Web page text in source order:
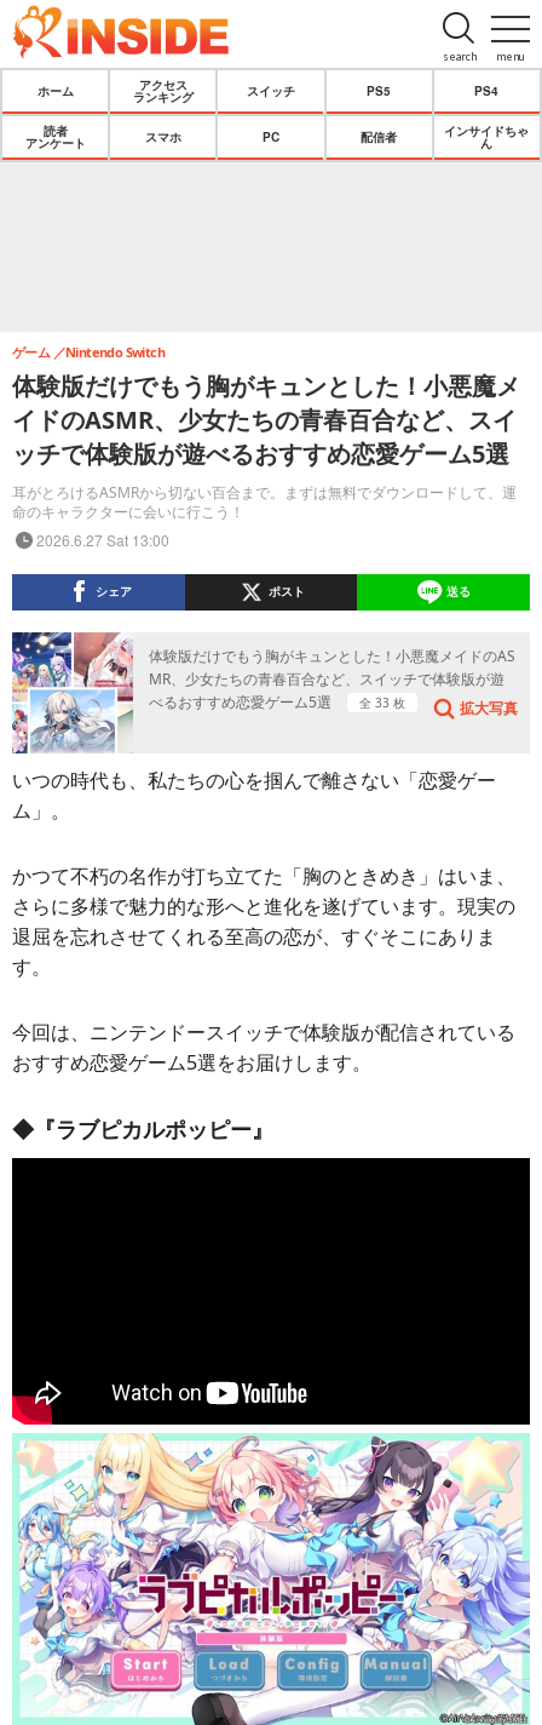
menu
search
ホーム
アクセス
ランキング
スイッチ PS5 PS4
読者
アンケート
スマホ PC 配信者
インサイドちゃ
ん
体験版だけでもう胸がキュンとした！小悪魔メ
イドのASMR、少女たちの青春百合など、スイ
ッチで体験版が遊べるおすすめ恋愛ゲーム5選
耳がとろけるASMRから切ない百合まで。まずは無料でダウンロードして、運
命のキャラクターに会いに行こう！
ゲーム Nintendo Switch
2026.6.27 Sat 13:00
シェア ポスト 送る
体験版だけでもう胸がキュンとした！小悪魔メイドのAS
MR、少女たちの青春百合など、スイッチで体験版が遊
べるおすすめ恋愛ゲーム5選
全 33 枚 拡大写真
いつの時代も、私たちの心を掴んで離さない「恋愛ゲー
ム」。
かつて不朽の名作が打ち立てた「胸のときめき」はいま、
さらに多様で魅力的な形へと進化を遂げています。現実の
退屈を忘れさせてくれる至高の恋が、すぐそこにありま
す。
今回は、ニンテンドースイッチで体験版が配信されている
おすすめ恋愛ゲーム5選をお届けします。
◆『ラブピカルポッピー』